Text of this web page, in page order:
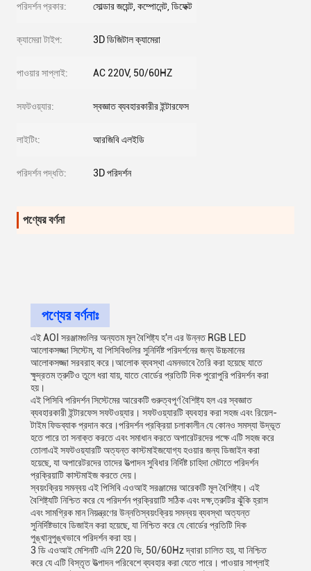
পরিদর্শন প্রকার: সোল্ডার জয়েন্ট, কম্পোনেন্ট, ডিফেক্ট
ক্যামেরা টাইপ: 3D ডিজিটাল ক্যামেরা
পাওয়ার সাপ্লাই: AC 220V, 50/60HZ
সফটওয়্যার: স্বজ্ঞাত ব্যবহারকারীর ইন্টারফেস
লাইটিং: আরজিবি এলইডি
পরিদর্শন পদ্ধতি: 3D পরিদর্শন
পণ্যের বর্ণনা
পণ্যের বর্ণনাঃ
এই AOI সরঞ্জামগুলির অন্যতম মূল বৈশিষ্ট্য হ'ল এর উন্নত RGB LED
আলোকসজ্জা সিস্টেম, যা পিসিবিগুলির সুনির্দিষ্ট পরিদর্শনের জন্য উচ্চমানের
আলোকসজ্জা সরবরাহ করে।আলোক ব্যবস্থা এমনভাবে তৈরি করা হয়েছে যাতে
ক্ষুদ্রতম ত্রুটিও তুলে ধরা যায়, যাতে বোর্ডের প্রতিটি দিক পুরোপুরি পরিদর্শন করা
হয়।
এই পিসিবি পরিদর্শন সিস্টেমের আরেকটি গুরুত্বপূর্ণ বৈশিষ্ট্য হল এর স্বজ্ঞাত
ব্যবহারকারী ইন্টারফেস সফটওয়্যার। সফটওয়্যারটি ব্যবহার করা সহজ এবং রিয়েল-
টাইম ফিডব্যাক প্রদান করে।পরিদর্শন প্রক্রিয়া চলাকালীন যে কোনও সমস্যা উদ্ভূত
হতে পারে তা সনাক্ত করতে এবং সমাধান করতে অপারেটরদের পক্ষে এটি সহজ করে
তোলাএই সফটওয়্যারটি অত্যন্ত কাস্টমাইজযোগ্য হওয়ার জন্য ডিজাইন করা
হয়েছে, যা অপারেটরদের তাদের উত্পাদন সুবিধার নির্দিষ্ট চাহিদা মেটাতে পরিদর্শন
প্রক্রিয়াটি কাস্টমাইজ করতে দেয়।
স্বয়ংক্রিয় সমন্বয় এই পিসিবি এওআই সরঞ্জামের আরেকটি মূল বৈশিষ্ট্য। এই
বৈশিষ্ট্যটি নিশ্চিত করে যে পরিদর্শন প্রক্রিয়াটি সঠিক এবং দক্ষ,ত্রুটির ঝুঁকি হ্রাস
এবং সামগ্রিক মান নিয়ন্ত্রণের উন্নতিস্বয়ংক্রিয় সমন্বয় ব্যবস্থা অত্যন্ত
সুনির্দিষ্টভাবে ডিজাইন করা হয়েছে, যা নিশ্চিত করে যে বোর্ডের প্রতিটি দিক
পুঙ্খানুপুঙ্খভাবে পরিদর্শন করা হয়।
3 ডি এওআই মেশিনটি এসি 220 ভি, 50/60Hz দ্বারা চালিত হয়, যা নিশ্চিত
করে যে এটি বিস্তৃত উত্পাদন পরিবেশে ব্যবহার করা যেতে পারে। পাওয়ার সাপ্লাই